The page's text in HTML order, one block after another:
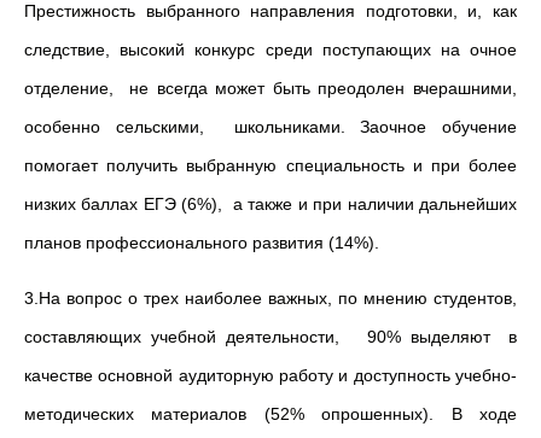
Престижность выбранного направления подготовки, и, как
следствие, высокий конкурс среди поступающих на очное
отделение, не всегда может быть преодолен вчерашними,
особенно сельскими, школьниками. Заочное обучение
помогает получить выбранную специальность и при более
низких баллах ЕГЭ (6%), а также и при наличии дальнейших
планов профессионального развития (14%).
3.На вопрос о трех наиболее важных, по мнению студентов,
составляющих учебной деятельности, 90% выделяют в
качестве основной аудиторную работу и доступность учебно-
методических материалов (52% опрошенных). В ходе